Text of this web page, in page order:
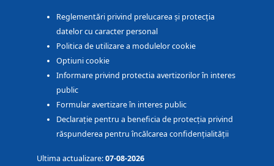
Reglementări privind prelucarea și protecția
datelor cu caracter personal
Politica de utilizare a modulelor cookie
Optiuni cookie
Informare privind protectia avertizorilor în interes
public
Formular avertizare în interes public
Declarație pentru a beneficia de protecția privind
răspunderea pentru încălcarea confidențialității
Ultima actualizare:07-08-2026